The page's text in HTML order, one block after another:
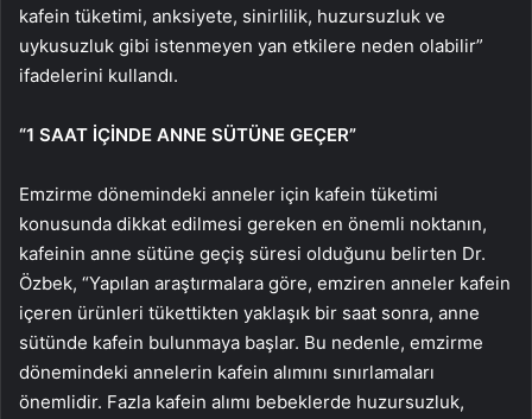
kafein tüketimi, anksiyete, sinirlilik, huzursuzluk ve
uykusuzluk gibi istenmeyen yan etkilere neden olabilir”
ifadelerini kullandı.
“1 SAAT İÇİNDE ANNE SÜTÜNE GEÇER”
Emzirme dönemindeki anneler için kafein tüketimi
konusunda dikkat edilmesi gereken en önemli noktanın,
kafeinin anne sütüne geçiş süresi olduğunu belirten Dr.
Özbek, “Yapılan araştırmalara göre, emziren anneler kafein
içeren ürünleri tükettikten yaklaşık bir saat sonra, anne
sütünde kafein bulunmaya başlar. Bu nedenle, emzirme
dönemindeki annelerin kafein alımını sınırlamaları
önemlidir. Fazla kafein alımı bebeklerde huzursuzluk,